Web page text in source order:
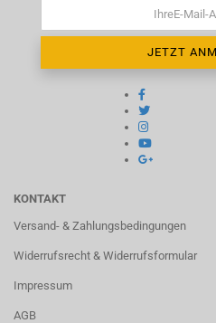
KONTAKT
Versand- & Zahlungsbedingungen
Widerrufsrecht & Widerrufsformular
Impressum
AGB